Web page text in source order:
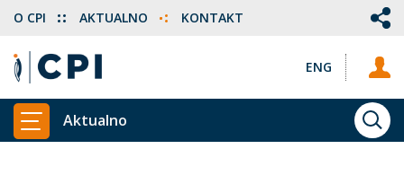
ENG
O CPI AKTUALNO KONTAKT
PRIKAŽI GLAVNI MENI
Aktualno